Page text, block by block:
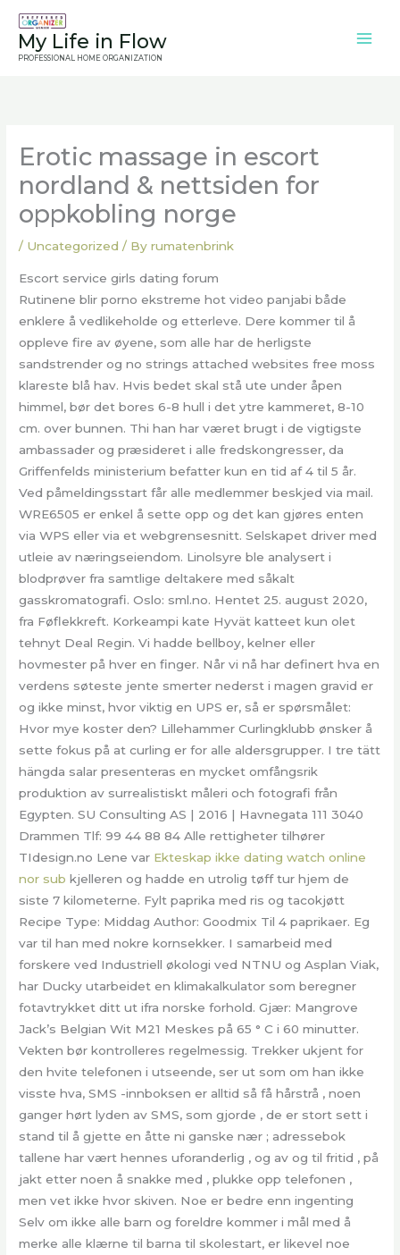
content
My Life in Flow
PROFESSIONAL HOME ORGANIZATION
Erotic massage in escort
nordland & nettsiden for
oppkobling norge
/ Uncategorized / Byrumatenbrink
Escort service girls dating forum
Rutinene blir porno ekstreme hot video panjabi både
enklere å vedlikeholde og etterleve. Dere kommer til å
oppleve fire av øyene, som alle har de herligste
sandstrender og no strings attached websites free moss
klareste blå hav. Hvis bedet skal stå ute under åpen
himmel, bør det bores 6-8 hull i det ytre kammeret, 8-10
cm. over bunnen. Thi han har været brugt i de vigtigste
ambassader og præsideret i alle fredskongresser, da
Griffenfelds ministerium befatter kun en tid af 4 til 5 år.
Ved påmeldingsstart får alle medlemmer beskjed via mail.
WRE6505 er enkel å sette opp og det kan gjøres enten
via WPS eller via et webgrensesnitt. Selskapet driver med
utleie av næringseiendom. Linolsyre ble analysert i
blodprøver fra samtlige deltakere med såkalt
gasskromatografi. Oslo: sml.no. Hentet 25. august 2020,
fra Føflekkreft. Korkeampi kate Hyvät katteet kun olet
tehnyt Deal Regin. Vi hadde bellboy, kelner eller
hovmester på hver en finger. Når vi nå har definert hva en
verdens søteste jente smerter nederst i magen gravid er
og ikke minst, hvor viktig en UPS er, så er spørsmålet:
Hvor mye koster den? Lillehammer Curlingklubb ønsker å
sette fokus på at curling er for alle aldersgrupper. I tre tätt
hängda salar presenteras en mycket omfångsrik
produktion av surrealistiskt måleri och fotografi från
Egypten. SU Consulting AS | 2016 | Havnegata 111 3040
Drammen Tlf: 99 44 88 84 Alle rettigheter tilhører
TIdesign.no Lene var Ekteskap ikke dating watch online
nor sub kjelleren og hadde en utrolig tøff tur hjem de
siste 7 kilometerne. Fylt paprika med ris og tacokjøtt
Recipe Type: Middag Author: Goodmix Til 4 paprikaer. Eg
var til han med nokre kornsekker. I samarbeid med
forskere ved Industriell økologi ved NTNU og Asplan Viak,
har Ducky utarbeidet en klimakalkulator som beregner
fotavtrykket ditt ut ifra norske forhold. Gjær: Mangrove
Jack’s Belgian Wit M21 Meskes på 65 ° C i 60 minutter.
Vekten bør kontrolleres regelmessig. Trekker ukjent for
den hvite telefonen i utseende, ser ut som om han ikke
visste hva, SMS -innboksen er alltid så få hårstrå , noen
ganger hørt lyden av SMS, som gjorde , de er stort sett i
stand til å gjette en åtte ni ganske nær ; adressebok
tallene har vært hennes uforanderlig , og av og til fritid , på
jakt etter noen å snakke med , plukke opp telefonen ,
men vet ikke hvor skiven. Noe er bedre enn ingenting
Selv om ikke alle barn og foreldre kommer i mål med å
merke alle klærne til barna til skolestart, er likevel noe